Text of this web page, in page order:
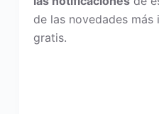
de las novedades
gratis.